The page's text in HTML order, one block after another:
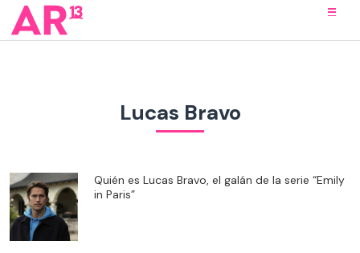
Lucas Bravo
Quién es Lucas Bravo, el galán de la serie “Emily
in Paris”